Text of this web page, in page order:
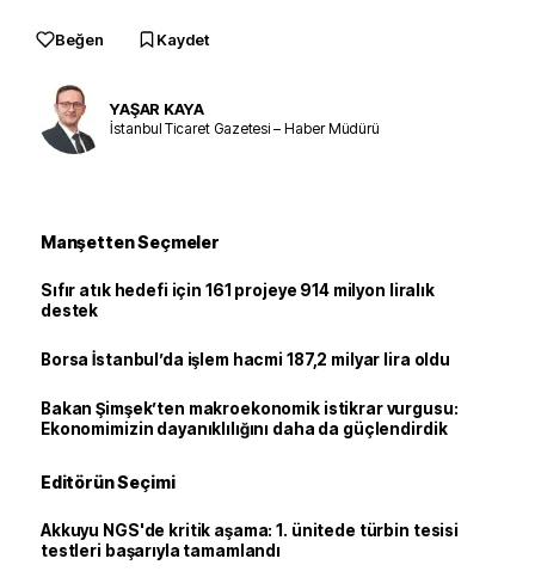
Beğen Kaydet
YAŞAR KAYA
İstanbul Ticaret Gazetesi – Haber Müdürü
Manşetten Seçmeler
Sıfır atık hedefi için 161 projeye 914 milyon liralık
destek
Borsa İstanbul’da işlem hacmi 187,2 milyar lira oldu
Bakan Şimşek’ten makroekonomik istikrar vurgusu:
Ekonomimizin dayanıklılığını daha da güçlendirdik
Editörün Seçimi
Akkuyu NGS'de kritik aşama: 1. ünitede türbin tesisi
testleri başarıyla tamamlandı